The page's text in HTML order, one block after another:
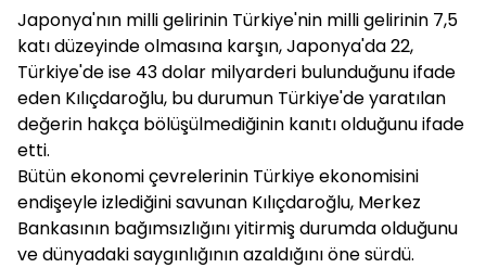
Japonya'nın milli gelirinin Türkiye'nin milli gelirinin 7,5
katı düzeyinde olmasına karşın, Japonya'da 22,
Türkiye'de ise 43 dolar milyarderi bulunduğunu ifade
eden Kılıçdaroğlu, bu durumun Türkiye'de yaratılan
değerin hakça bölüşülmediğinin kanıtı olduğunu ifade
etti.
Bütün ekonomi çevrelerinin Türkiye ekonomisini
endişeyle izlediğini savunan Kılıçdaroğlu, Merkez
Bankasının bağımsızlığını yitirmiş durumda olduğunu
ve dünyadaki saygınlığının azaldığını öne sürdü.